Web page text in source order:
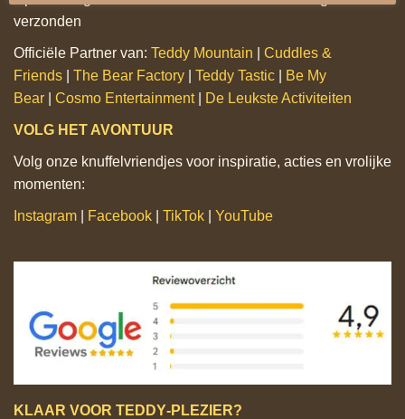
verzonden
Officiële Partner van: Teddy Mountain
Cuddles &
Friends
The Bear Factory Teddy Tastic
Be My
Bear
Cosmo Entertainment| De Leukste Activiteiten
VOLG HET AVONTUUR
Volg onze knuffelvriendjes voor inspiratie, acties en vrolijke
momenten:
Instagram Facebook TikTok YouTube
KLAAR VOOR TEDDY‑PLEZIER?